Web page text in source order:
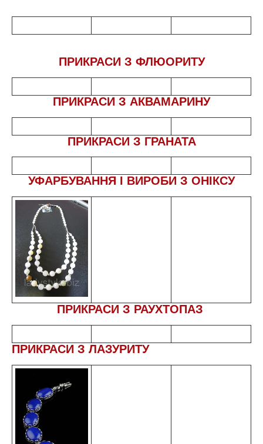
ПРИКРАСИ З ФЛЮОРИТУ
ПРИКРАСИ З АКВАМАРИНУ
ПРИКРАСИ З ГРАНАТА
УФАРБУВАННЯ І ВИРОБИ З ОНІКСУ
ПРИКРАСИ З РАУХТОПАЗ
ПРИКРАСИ З ЛАЗУРИТУ